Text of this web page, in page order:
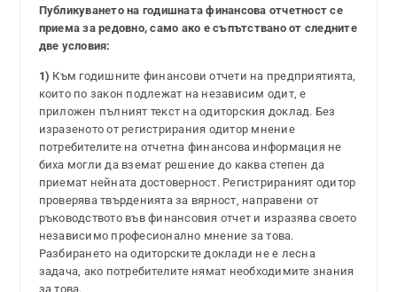
Публикуването на годишната финансова отчетност се
приема за редовно, само ако е съпътствано от следните
две условия:
1) Към годишните финансови отчети на предприятията,
които по закон подлежат на независим одит, е
приложен пълният текст на одиторския доклад. Без
изразеното от регистрирания одитор мнение
потребителите на отчетна финансова информация не
биха могли да вземат решение до каква степен да
приемат нейната достоверност. Регистрираният одитор
проверява твърденията за вярност, направени от
ръководството във финансовия отчет и изразява своето
независимо професионално мнение за това.
Разбирането на одиторските доклади не е лесна
задача, ако потребителите нямат необходимите знания
за това.